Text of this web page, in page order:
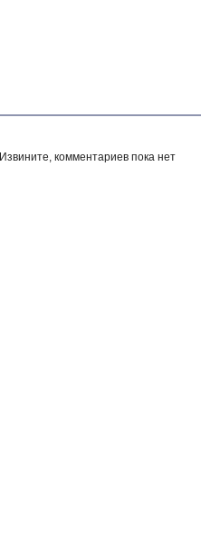
Извините, комментариев пока нет